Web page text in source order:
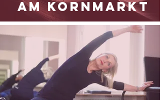
AM KORNMARKT